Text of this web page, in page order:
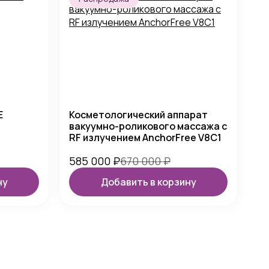
Косметологический аппарат
вакуумно-роликового массажа с
RF излучением AnchorFree V8C1
585 000 ₽670 000₽
Добавить в корзину